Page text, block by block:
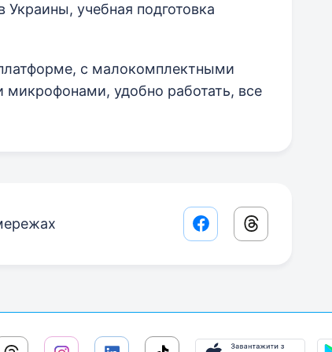
Украины, учебная подготовка
с малокомплектными
удобно работать, все
Facebook share link
Threads